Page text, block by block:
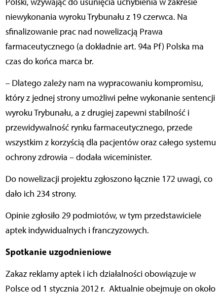
Polski, wzywając do usunięcia uchybienia w zakresie
niewykonania wyroku Trybunału z 19 czerwca. Na
sfinalizowanie prac nad nowelizacją Prawa
farmaceutycznego (a dokładnie art. 94a Pf) Polska ma
czas do końca marca br.
– Dlatego zależy nam na wypracowaniu kompromisu,
który z jednej strony umożliwi pełne wykonanie sentencji
wyroku Trybunału, a z drugiej zapewni stabilność i
przewidywalność rynku farmaceutycznego, przede
wszystkim z korzyścią dla pacjentów oraz całego systemu
ochrony zdrowia – dodała wiceminister.
Do nowelizacji projektu zgłoszono łącznie 172 uwagi, co
dało ich 234 strony.
Opinie zgłosiło 29 podmiotów, w tym przedstawiciele
aptek indywidualnych i franczyzowych.
Spotkanie uzgodnieniowe
Zakaz reklamy aptek i ich działalności obowiązuje w
Polsce od 1 stycznia 2012 r. Aktualnie obejmuje on około